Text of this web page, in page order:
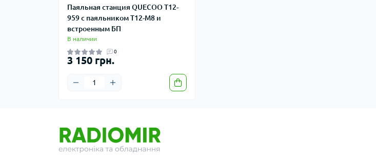
Паяльная станция QUECOO T12-
959 с паяльником T12-M8 и
встроенным БП
В наличии
0
3 150 грн.